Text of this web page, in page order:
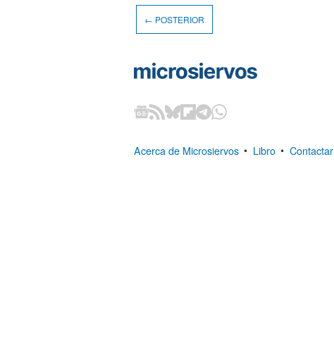
← POSTERIOR
Acerca de Microsiervos • Libro • Contactar